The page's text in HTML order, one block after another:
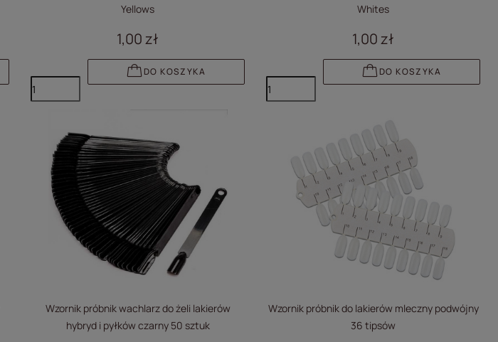
Yellows
1,00 zł
DO KOSZYKA
Whites
1,00 zł
DO KOSZYKA
Wzornik próbnik wachlarz do żeli lakierów
hybryd i pyłków czarny 50 sztuk
Wzornik próbnik do lakierów mleczny podwójny
36 tipsów